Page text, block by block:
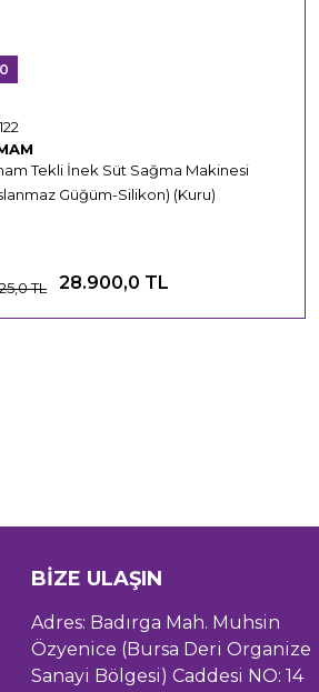
Tekli İnek Süt Sağma Makinesi
Güğüm-Silikon) (Kuru)
28.900,0 TL
TL
BİZE ULAŞIN
Adres: Badırga Mah. Muhsin
Özyenice (Bursa Deri Organize
Sanayi Bölgesi) Caddesi NO: 14